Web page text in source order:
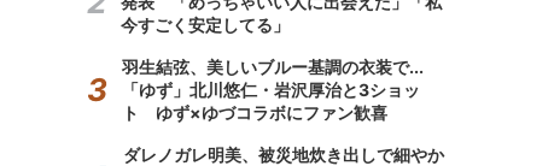
今すごく安定してる」
羽生結弦、美しいブルー基調の衣装で...
「ゆず」北川悠仁・岩沢厚治と3ショッ
ト ゆず×ゆづコラボにファン歓喜
ダレノガレ明美、被災地炊き出しで細やか